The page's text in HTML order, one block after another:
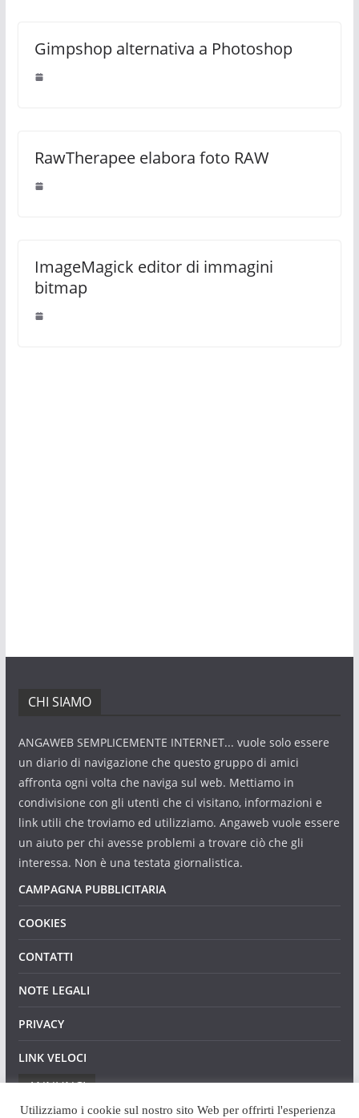
Gimpshop alternativa a Photoshop
RawTherapee elabora foto RAW
ImageMagick editor di immagini
bitmap
CHI SIAMO
ANGAWEB SEMPLICEMENTE INTERNET... vuole solo essere
un diario di navigazione che questo gruppo di amici
affronta ogni volta che naviga sul web. Mettiamo in
condivisione con gli utenti che ci visitano, informazioni e
link utili che troviamo ed utilizziamo. Angaweb vuole essere
un aiuto per chi avesse problemi a trovare ciò che gli
interessa. Non è una testata giornalistica.
CAMPAGNA PUBBLICITARIA
COOKIES
CONTATTI
NOTE LEGALI
PRIVACY
LINK VELOCI
ANNUNCI
Utilizziamo i cookie sul nostro sito Web per offrirti l'esperienza